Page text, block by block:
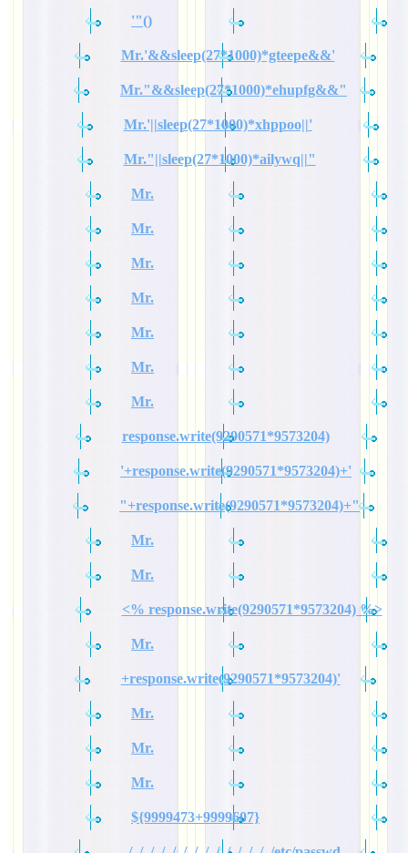
'"()
Mr.'&&sleep(27*1000)*gteepe&&'
Mr."&&sleep(27*1000)*ehupfg&&"
Mr.'||sleep(27*1000)*xhppoo||'
Mr."||sleep(27*1000)*ailywq||"
Mr.
Mr.
Mr.
Mr.
Mr.
Mr.
Mr.
response.write(9290571*9573204)
'+response.write(9290571*9573204)+'
"+response.write(9290571*9573204)+"
Mr.
Mr.
<% response.write(9290571*9573204) %>
Mr.
+response.write(9290571*9573204)'
Mr.
Mr.
Mr.
${9999473+9999607}